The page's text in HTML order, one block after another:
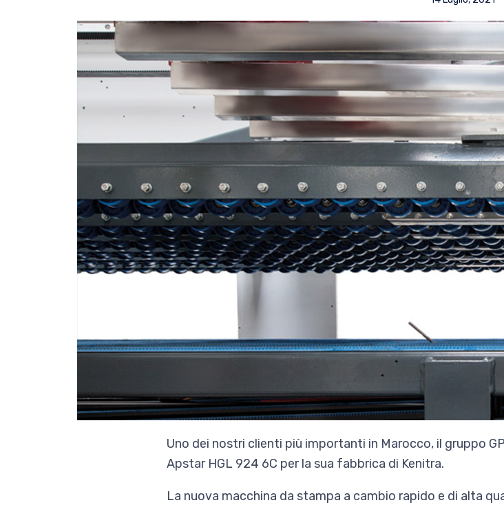
Uno dei nostri clienti più importanti in Marocco, il gruppo
Apstar HGL 924 6C per la sua fabbrica di Kenitra.
La nuova macchina da stampa a cambio rapido e di alta